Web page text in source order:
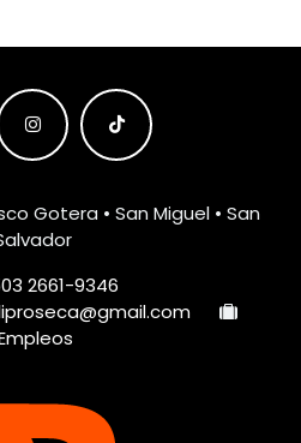
Gotera • San Miguel • San
2661-9346